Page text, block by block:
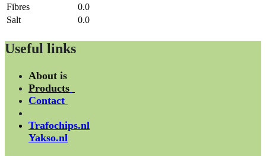
Fibres
0.0
Salt
0.0
Useful links
About is
Products
Contact
Trafochips.nl
Yakso.nl